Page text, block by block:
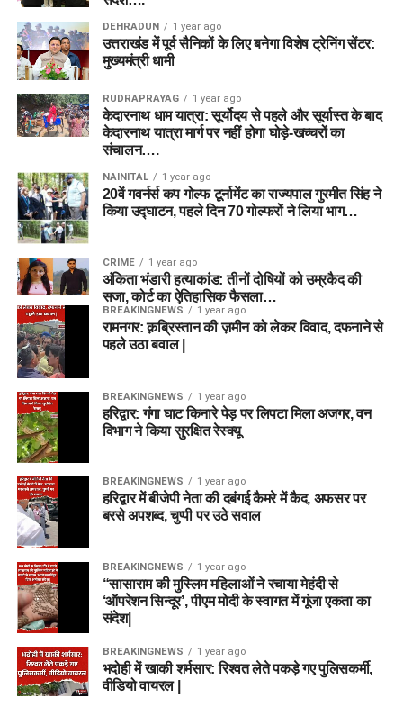
DEHRADUN 1 year ago
उत्तराखंड में पूर्व सैनिकों के लिए बनेगा विशेष ट्रेनिंग सेंटर:
मुख्यमंत्री धामी
RUDRAPRAYAG 1 year ago
केदारनाथ धाम यात्रा: सूर्योदय से पहले और सूर्यास्त के बाद
केदारनाथ यात्रा मार्ग पर नहीं होगा घोड़े-खच्चरों का
संचालन….
NAINITAL 1 year ago
20वें गवर्नर्स कप गोल्फ टूर्नामेंट का राज्यपाल गुरमीत सिंह ने
किया उद्घाटन, पहले दिन 70 गोल्फरों ने लिया भाग…
CRIME 1 year ago
अंकिता भंडारी हत्याकांड: तीनों दोषियों को उम्रकैद की
सजा, कोर्ट का ऐतिहासिक फैसला…
BREAKINGNEWS 1 year ago
रामनगर: क़ब्रिस्तान की ज़मीन को लेकर विवाद, दफनाने से
पहले उठा बवाल |
BREAKINGNEWS 1 year ago
हरिद्वार: गंगा घाट किनारे पेड़ पर लिपटा मिला अजगर, वन
विभाग ने किया सुरक्षित रेस्क्यू
BREAKINGNEWS 1 year ago
हरिद्वार में बीजेपी नेता की दबंगई कैमरे में कैद, अफसर पर
बरसे अपशब्द, चुप्पी पर उठे सवाल
BREAKINGNEWS 1 year ago
“सासाराम की मुस्लिम महिलाओं ने रचाया मेहंदी से
‘ऑपरेशन सिन्दूर’, पीएम मोदी के स्वागत में गूंजा एकता का
संदेश|
BREAKINGNEWS 1 year ago
भदोही में खाकी शर्मसार: रिश्वत लेते पकड़े गए पुलिसकर्मी,
वीडियो वायरल |